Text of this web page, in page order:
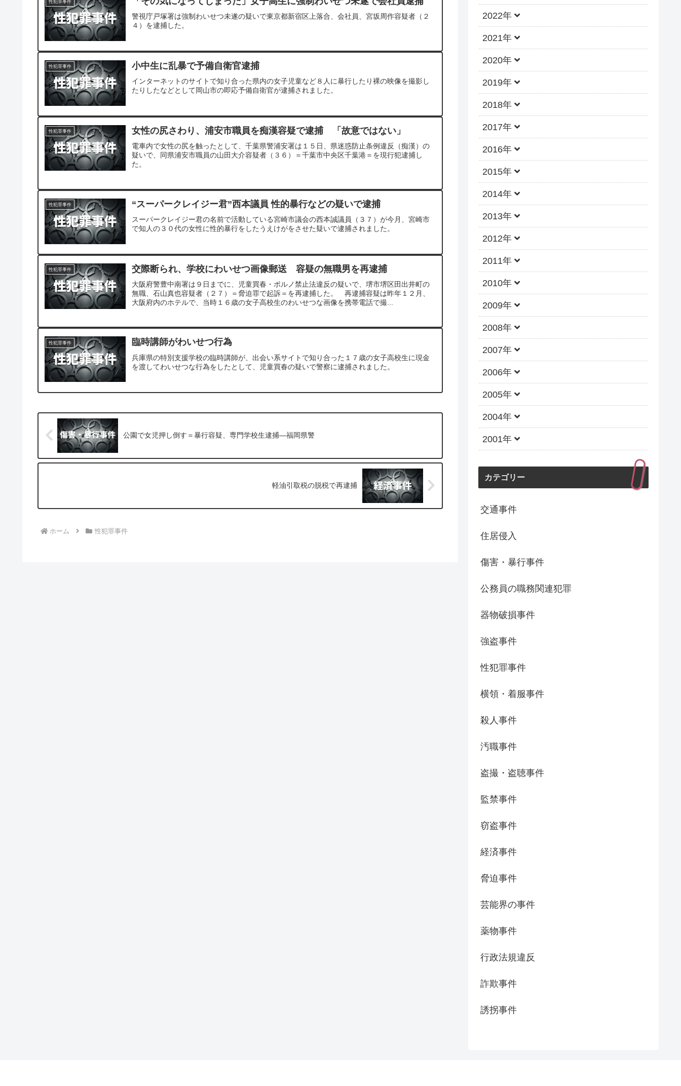
性犯罪事件
警視庁戸塚署は強制わいせつ未遂の疑いで東京都新宿区上落合、会社員、宮坂周作容疑者（２
４）を逮捕した。
性犯罪事件 小中生に乱暴で予備自衛官逮捕
インターネットのサイトで知り合った県内の女子児童など８人に暴行したり裸の映像を撮影し
たりしたなどとして岡山市の即応予備自衛官が逮捕されました。
性犯罪事件 女性の尻さわり、浦安市職員を痴漢容疑で逮捕 「故意ではない」
電車内で女性の尻を触ったとして、千葉県警浦安署は１５日、県迷惑防止条例違反（痴漢）の
疑いで、同県浦安市職員の山田大介容疑者（３６）＝千葉市中央区千葉港＝を現行犯逮捕し
た。
性犯罪事件 “スーパークレイジー君”西本議員 性的暴行などの疑いで逮捕
スーパークレイジー君の名前で活動している宮崎市議会の西本誠議員（３７）が今月、宮崎市
で知人の３０代の女性に性的暴行をしたうえけがをさせた疑いで逮捕されました。
性犯罪事件 交際断られ、学校にわいせつ画像郵送 容疑の無職男を再逮捕
大阪府警豊中南署は９日までに、児童買春・ポルノ禁止法違反の疑いで、堺市堺区田出井町の
無職、石山真也容疑者（２７）＝脅迫罪で起訴＝を再逮捕した。 再逮捕容疑は昨年１２月、
大阪府内のホテルで、当時１６歳の女子高校生のわいせつな画像を携帯電話で撮...
性犯罪事件 臨時講師がわいせつ行為
兵庫県の特別支援学校の臨時講師が、出会い系サイトで知り合った１７歳の女子高校生に現金
を渡してわいせつな行為をしたとして、児童買春の疑いで警察に逮捕されました。
公園で女児押し倒す＝暴行容疑、専門学校生逮捕―福岡県警
軽油引取税の脱税で再逮捕
ホーム 性犯罪事件
2022年
2021年
2020年
2019年
2018年
2017年
2016年
2015年
2014年
2013年
2012年
2011年
2010年
2009年
2008年
2007年
2006年
2005年
2004年
2001年
カテゴリー
交通事件
住居侵入
傷害・暴行事件
公務員の職務関連犯罪
器物破損事件
強盗事件
性犯罪事件
横領・着服事件
殺人事件
汚職事件
盗撮・盗聴事件
監禁事件
窃盗事件
経済事件
脅迫事件
芸能界の事件
薬物事件
行政法規違反
詐欺事件
誘拐事件